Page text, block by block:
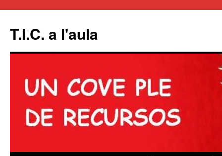
T.I.C. a l'aula